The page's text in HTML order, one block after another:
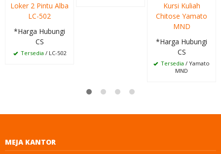
Loker 2 Pintu Alba
LC-502
*Harga Hubungi
CS
Tersedia / LC-502
Kursi Kuliah
Chitose Yamato
MND
*Harga Hubungi
CS
Tersedia / Yamato
MND
MEJA KANTOR